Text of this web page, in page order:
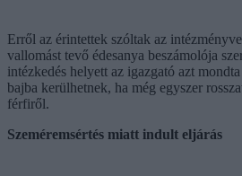
Erről az érintettek szóltak az
vallomást tevő édesanya beszámolója
intézkedés helyett az igazgató azt
bajba kerülhetnek, ha még egyszer
férfiről.
Szeméremsértés miatt indult eljárás